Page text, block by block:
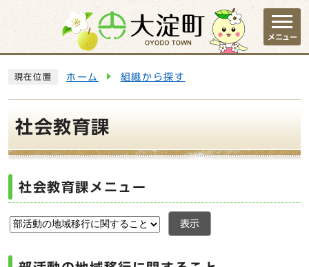
ページの先頭です
メニュー
現在位置 ホーム 組織から探す
社会教育課
社会教育課メニュー
表示